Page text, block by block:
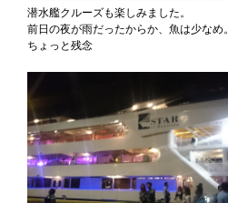
潜水艦クルーズも楽しみました。
前日の夜が雨だったからか、魚は少なめ。
ちょっと残念